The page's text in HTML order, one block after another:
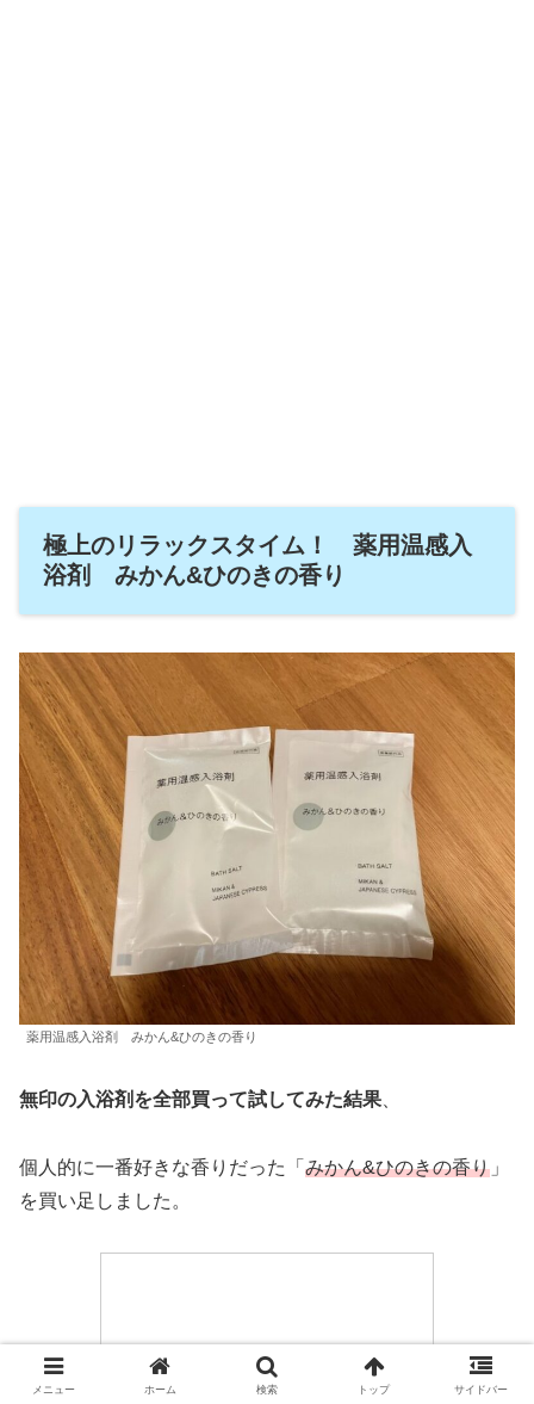
極上のリラックスタイム！ 薬用温感入
浴剤 みかん&ひのきの香り
薬用温感入浴剤 みかん&ひのきの香り
無印の入浴剤を全部買って試してみた結果
個人的に一番好きな香りだった「 みかん&ひのきの香り 」
を買い足しました。
メニュー ホーム 検索 トップ サイドバー